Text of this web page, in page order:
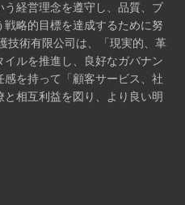
経営理念を遵守し、品質、ブ
略的目標を達成するために努
技術有限公司は、「現実的、革
ルを推進し、良好なガバナン
を持って「顧客サービス、社
相互利益を図り、より良い明